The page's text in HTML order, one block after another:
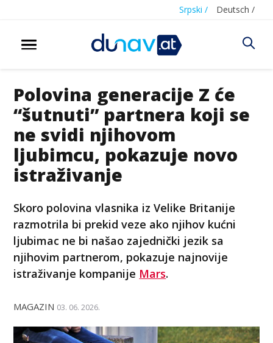
Srpski / Deutsch /
Polovina generacije Z će
“šutnuti” partnera koji se
ne svidi njihovom
ljubimcu, pokazuje novo
istraživanje
Skoro polovina vlasnika iz Velike Britanije
razmotrila bi prekid veze ako njihov kućni
ljubimac ne bi našao zajednički jezik sa
njihovim partnerom, pokazuje najnovije
istraživanje kompanije Mars.
MAGAZIN 03. 06. 2026.